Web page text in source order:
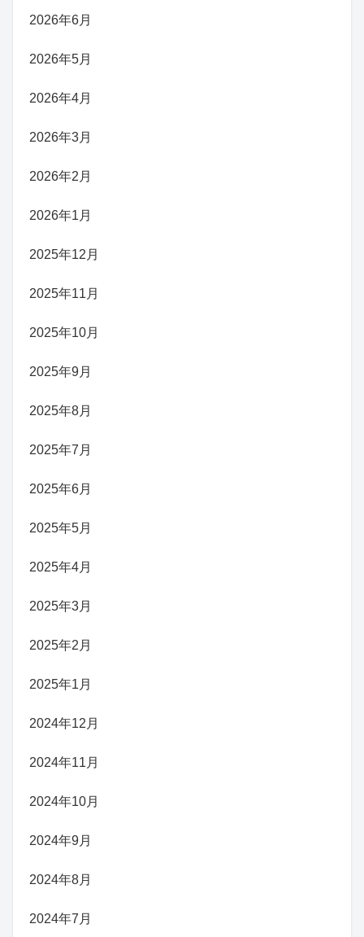
2026年6月
2026年5月
2026年4月
2026年3月
2026年2月
2026年1月
2025年12月
2025年11月
2025年10月
2025年9月
2025年8月
2025年7月
2025年6月
2025年5月
2025年4月
2025年3月
2025年2月
2025年1月
2024年12月
2024年11月
2024年10月
2024年9月
2024年8月
2024年7月